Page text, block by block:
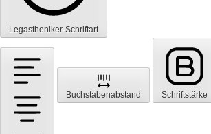
Legastheniker-Schriftart
Buchstabenabstand Schriftstärke